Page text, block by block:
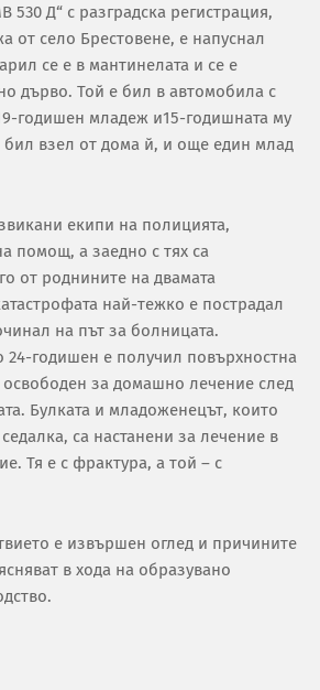
Д“ с разградска регистрация,
от село Брестовене, е напуснал
се е в мантинелата и се е
дърво. Той е бил в автомобила с
годишен младеж и15-годишната му
бил взел от дома й, и още един млад
екипи на полицията,
помощ, а заедно с тях са
от роднините на двамата
най-тежко е пострадал
на път за болницата.
24-годишен е получил повърхностна
освободен за домашно лечение след
Булката и младоженецът, които
са настанени за лечение в
Тя е с фрактура, а той – с
е извършен оглед и причините
в хода на образувано